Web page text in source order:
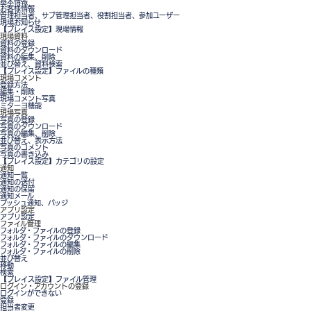
お客様情報
管理担当者、サブ管理担当者、役割担当者、参加ユーザー
現場お知らせ
【プレイス設定】現場情報
現場資料
資料の登録
資料のダウンロード
資料の編集、削除
並び替え、資料検索
【プレイス設定】ファイルの種類
現場コメント
登録方法
編集・削除
現場コメント写真
ミターヨ機能
現場写真
写真の登録
写真のダウンロード
写真の編集、削除
並び替え、表示方法
写真のコメント
写真の書き込み
【プレイス設定】カテゴリの設定
通知
通知一覧
通知の送付
通知の保留
通知メール
プッシュ通知、バッジ
アプリ設定
アプリ設定
ファイル管理
フォルダ・ファイルの登録
フォルダ・ファイルのダウンロード
フォルダ・ファイルの編集
フォルダ・ファイルの削除
並び替え
移動
検索
【プレイス設定】ファイル管理
ログイン・アカウントの登録
ログインができない
登録
担当者変更